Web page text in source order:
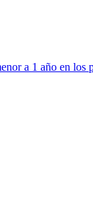
a 1 año en los